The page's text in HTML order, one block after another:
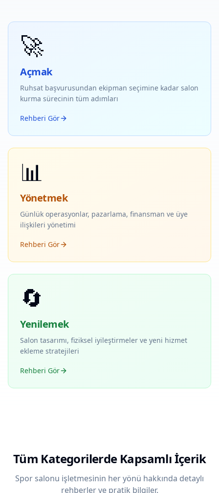
🚀
Açmak
Ruhsat başvurusundan ekipman seçimine kadar salon
kurma sürecinin tüm adımları
Rehberi Gör
📊
Yönetmek
Günlük operasyonlar, pazarlama, finansman ve üye
ilişkileri yönetimi
Rehberi Gör
🔄
Yenilemek
Salon tasarımı, fiziksel iyileştirmeler ve yeni hizmet
ekleme stratejileri
Rehberi Gör
Tüm Kategorilerde Kapsamlı İçerik
Spor salonu işletmesinin her yönü hakkında detaylı
rehberler ve pratik bilgiler.